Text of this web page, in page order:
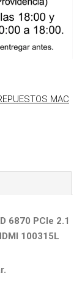
MAC
6870 PCIe 2.1
100315L